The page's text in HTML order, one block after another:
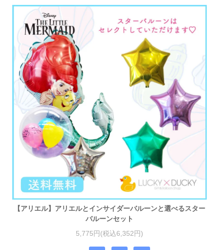
【アリエル】アリエルとインサイダーバルーンと選べるスター
バルーンセット
5,775円(税込6,352円)